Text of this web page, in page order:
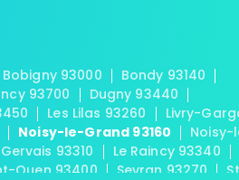
Bobigny 93000
Bondy 93140
93700
Dugny 93440
Les Lilas 93260
Livry-
Noisy-le-Grand 93160
Noisy-
93310
Le Raincy 93340
Ouen 93400 Sevran 93270